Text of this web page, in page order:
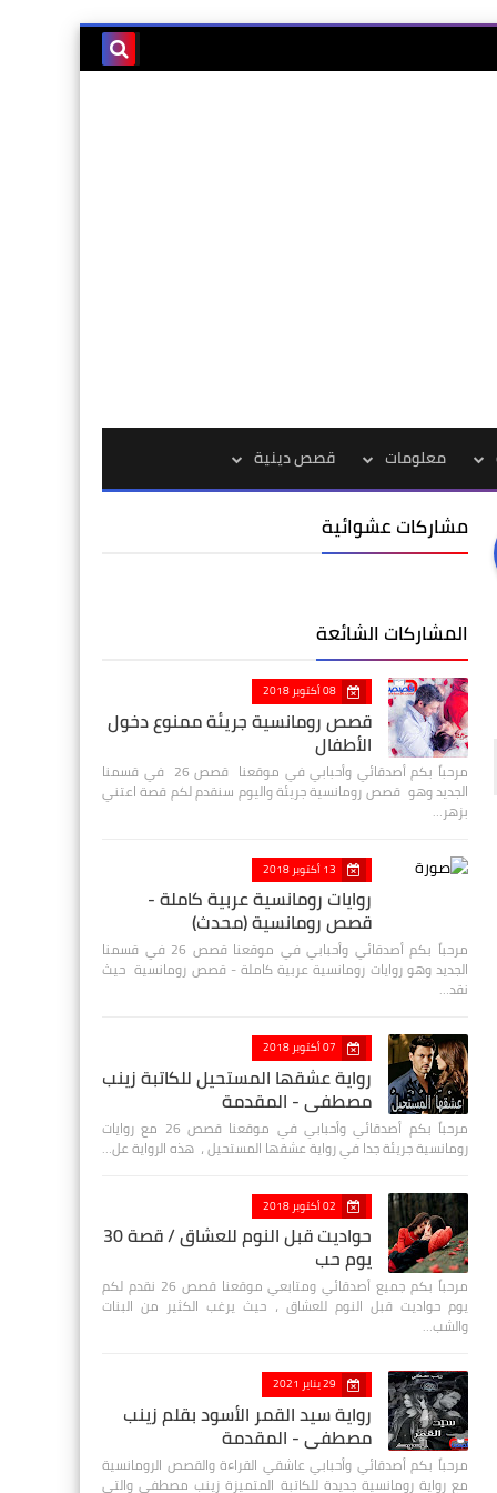
معلومات قصص دينية
مشاركات عشوائية
المشاركات الشائعة
08 أكتوبر 2018
قصص رومانسية جريئة ممنوع دخول
الأطفال
مرحباً بكم أصدقائي وأحبابي في موقعنا قصص 26 في قسمنا
الجديد وهو قصص رومانسية جريئة واليوم سنقدم لكم قصة اعتني
بزهر…
13 أكتوبر 2018
روايات رومانسية عربية كاملة -
قصص رومانسية (محدث)
مرحباً بكم أصدقائي وأحبابي في موقعنا قصص 26 في قسمنا
الجديد وهو روايات رومانسية عربية كاملة - قصص رومانسية حيث
نقد…
07 أكتوبر 2018
رواية عشقها المستحيل للكاتبة زينب
مصطفي - المقدمة
مرحباً بكم أصدقائي وأحبابي في موقعنا قصص 26 مع روايات
رومانسية جريئة جدا في رواية عشقها المستحيل ، هذه الرواية عل…
02 أكتوبر 2018
حواديت قبل النوم للعشاق / قصة 30
يوم حب
مرحباً بكم جميع أصدقائي ومتابعي موقعنا قصص 26 نقدم لكم
يوم حواديت قبل النوم للعشاق ، حيث يرغب الكثير من البنات
والشب…
29 يناير 2021
رواية سيد القمر الأسود بقلم زينب
مصطفي - المقدمة
مرحباً بكم أصدقائي وأحبابي عاشقي القراءة والقصص الرومانسية
مع رواية رومانسية جديدة للكاتبة المتميزة زينب مصطفى والتي